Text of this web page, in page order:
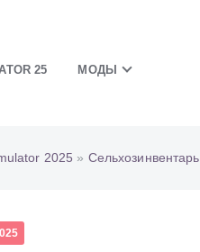
25 МОДЫ
2025 » Сельхозинвентарь